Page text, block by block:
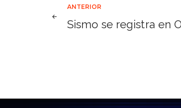
ANTERIOR
Sismo se registra en